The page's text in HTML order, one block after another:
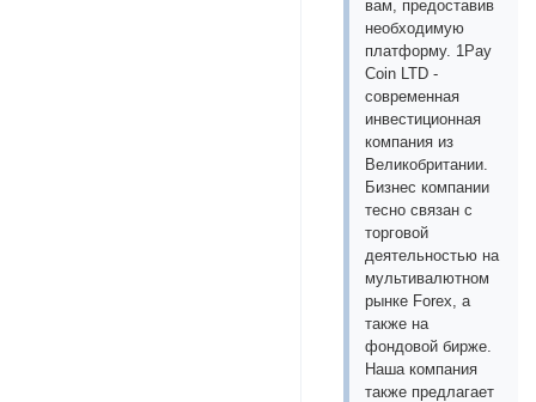
вам, предоставив
необходимую
платформу. 1Pay
Coin LTD -
современная
инвестиционная
компания из
Великобритании.
Бизнес компании
тесно связан с
торговой
деятельностью на
мультивалютном
рынке Forex, а
также на
фондовой бирже.
Наша компания
также предлагает